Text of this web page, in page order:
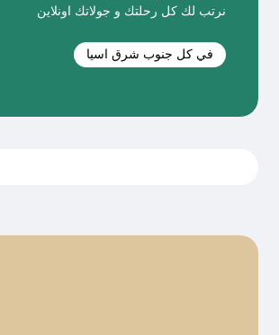
نرتب لك كل رحلتك و جولاتك اونلاين
في كل جنوب شرق اسيا